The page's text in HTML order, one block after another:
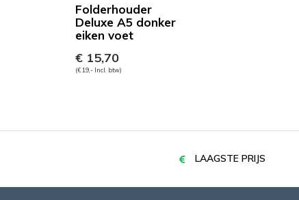
Folderhouder
Deluxe A5 donker
eiken voet
€ 15,70
(€ 19,- Incl. btw)
LAAGSTE PRIJS